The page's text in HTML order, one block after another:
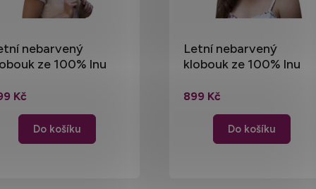
nebarvený
ze 100% lnu
Kč
Do košíku
Letní nebarvený
klobouk ze 100% lnu
899 Kč
Do košíku